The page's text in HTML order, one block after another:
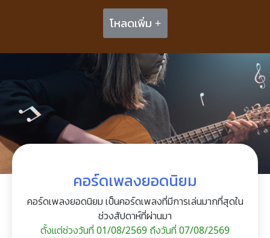
โหลดเพิ่ม +
คอร์ดเพลงยอดนิยม
คอร์ดเพลงยอดนิยม เป็นคอร์ดเพลงที่มีการเล่นมากที่สุดใน
ช่วงสัปดาห์ที่ผ่านมา
ตั้งแต่ช่วงวันที่ 01/08/2569 ถึงวันที่ 07/08/2569